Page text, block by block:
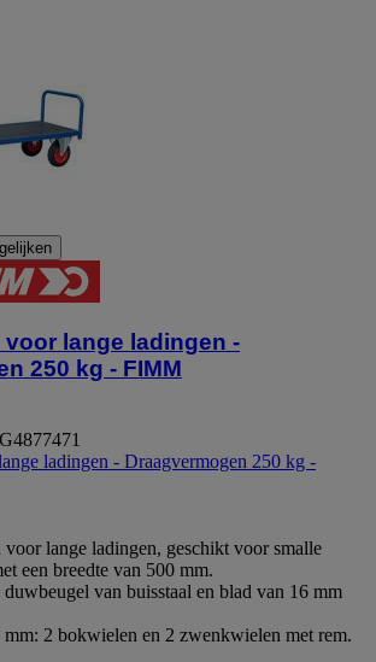
voor lange ladingen -
250 kg - FIMM
ladingen - Draagvermogen 250 kg -
voor lange ladingen, geschikt voor smalle
een breedte van 500 mm.
duwbeugel van buisstaal en blad van 16 mm
2 bokwielen en 2 zwenkwielen met rem.